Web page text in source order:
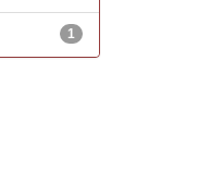
1